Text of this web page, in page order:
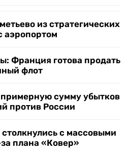
из стратегических
аэропортом
Франция готова продать
флот
сумму убытков
против России
с массовыми
плана «Ковер»